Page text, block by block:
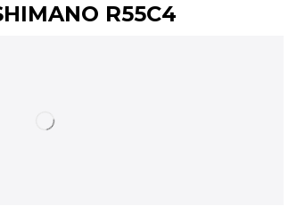
R55C4